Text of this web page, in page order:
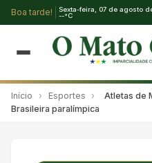
Boa tarde!
Sexta-feira, 07 de agosto
--°C
Início › Esportes ›
Atletas de
Brasileira paralímpica